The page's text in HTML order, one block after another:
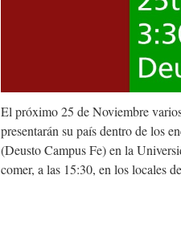
El próximo 25 de Noviembre
presentarán su país dentro de los
(Deusto Campus Fe) en la
comer, a las 15:30, en los locales